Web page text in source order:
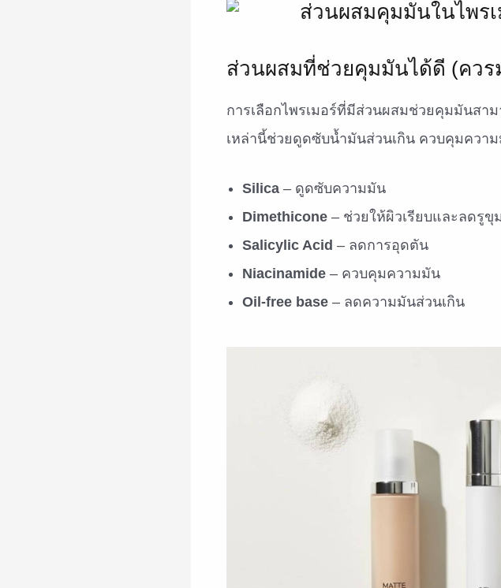
ส่วนผสมที่ช่วยคุมมันได้ดี (ควร
การเลือกไพรเมอร์ที่มีส่วนผสมช่วยคุมมันสา
เหล่านี้ช่วยดูดซับน้ำมันส่วนเกิน ควบคุมคว
Silica – ดูดซับความมัน
Dimethicone – ช่วยให้ผิวเรียบและลดรูขุ
Salicylic Acid – ลดการอุดตัน
Niacinamide – ควบคุมความมัน
Oil-free base – ลดความมันส่วนเกิน